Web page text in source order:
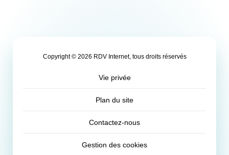
Copyright © 2026 RDV Internet, tous droits réservés
Vie privée
Plan du site
Contactez-nous
Gestion des cookies